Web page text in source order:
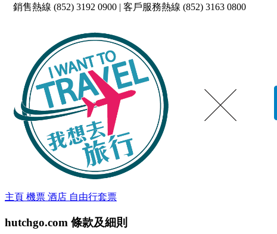
銷售熱線 (852) 3192 0900 | 客戶服務熱線 (852) 3163 0800
主頁 機票 酒店 自由行套票
hutchgo.com 條款及細則